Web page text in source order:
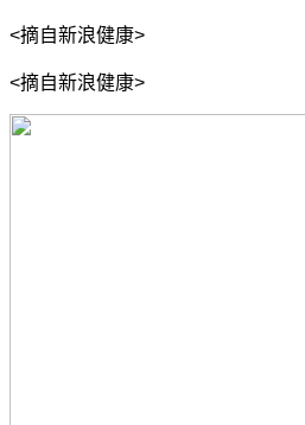
<摘自新浪健康>
<摘自新浪健康>